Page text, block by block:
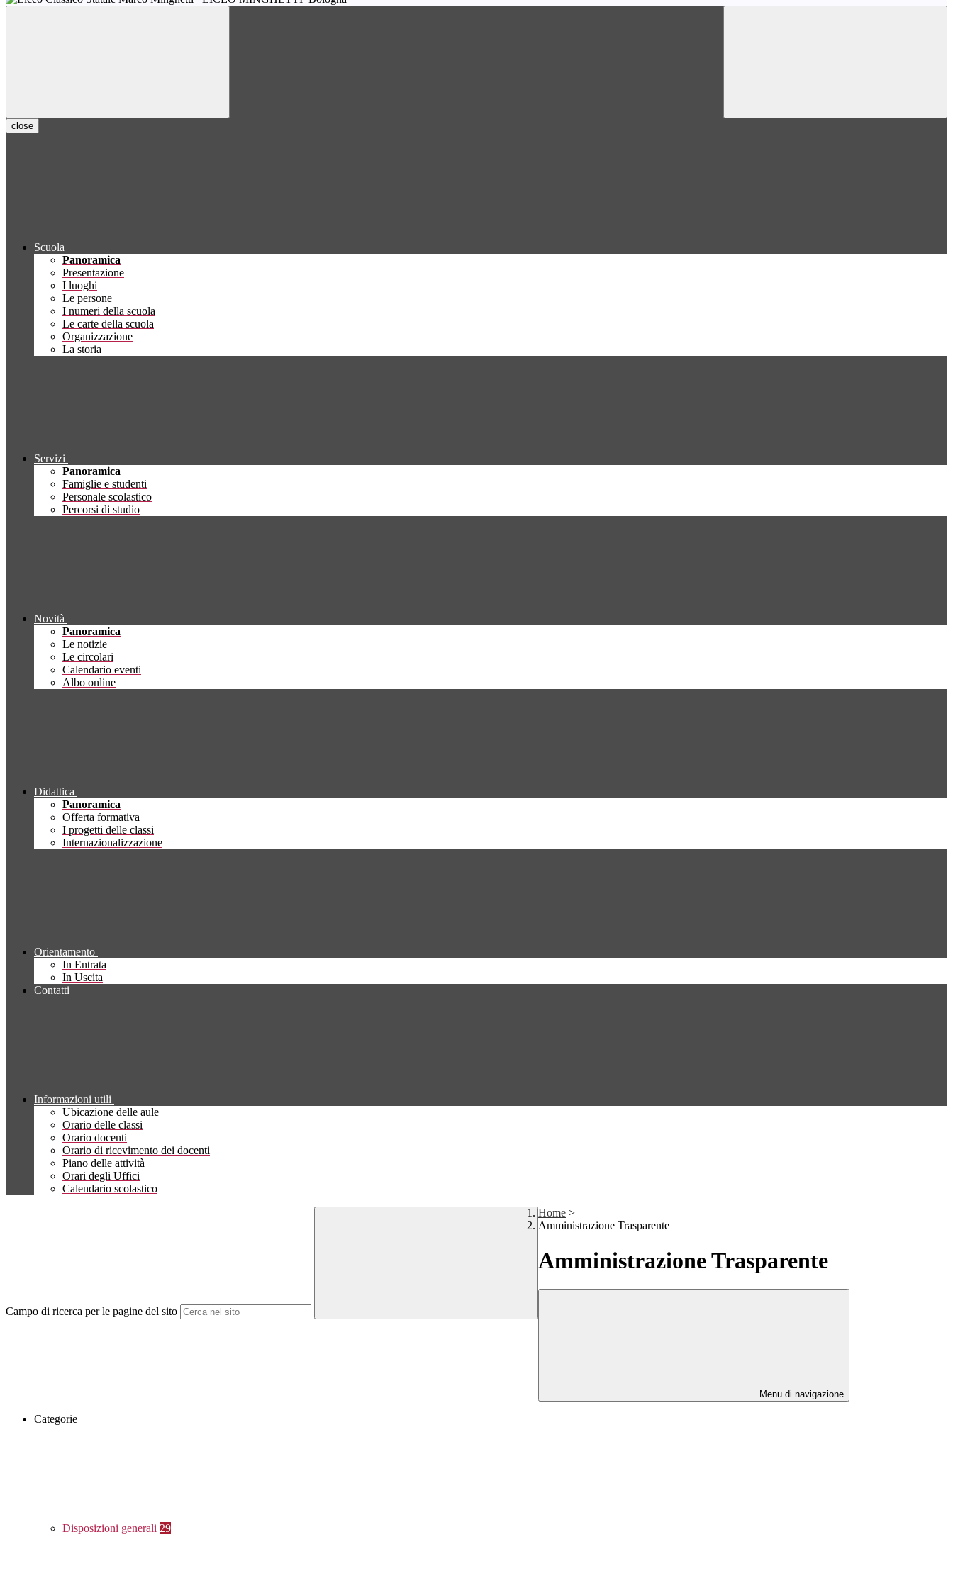
close
Scuola
Panoramica
Presentazione
I luoghi
Le persone
I numeri della scuola
Le carte della scuola
Organizzazione
La storia
Servizi
Panoramica
Famiglie e studenti
Personale scolastico
Percorsi di studio
Novità
Panoramica
Le notizie
Le circolari
Calendario eventi
Albo online
Didattica
Panoramica
Offerta formativa
I progetti delle classi
Internazionalizzazione
Orientamento
In Entrata
In Uscita
Contatti
Informazioni utili
Ubicazione delle aule
Orario delle classi
Orario docenti
Orario di ricevimento dei docenti
Piano delle attività
Orari degli Uffici
Calendario scolastico
Campo di ricerca per le pagine del sito
Home >
Amministrazione Trasparente
Amministrazione Trasparente
Menu di navigazione
Categorie
Disposizioni generali 29